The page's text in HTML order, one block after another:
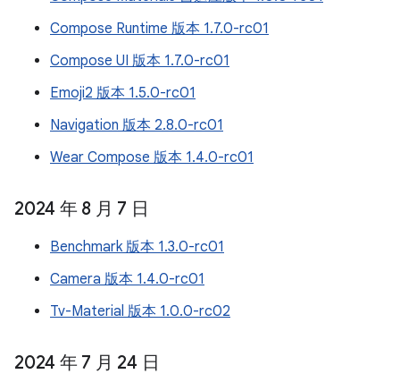
Compose Runtime 版本 1.7.0-rc01
Compose UI 版本 1.7.0-rc01
Emoji2 版本 1.5.0-rc01
Navigation 版本 2.8.0-rc01
Wear Compose 版本 1.4.0-rc01
2024 年 8 月 7 日
Benchmark 版本 1.3.0-rc01
Camera 版本 1.4.0-rc01
Tv-Material 版本 1.0.0-rc02
2024 年 7 月 24 日